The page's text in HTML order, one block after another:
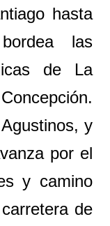
hasta
las
de La
y
por el
y camino
de